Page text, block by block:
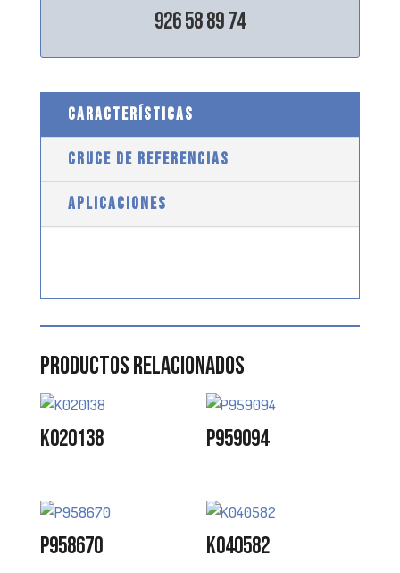
926 58 89 74
CARACTERÍSTICAS
CRUCE DE REFERENCIAS
APLICACIONES
Productos relacionados
K020138 P959094
P958670 K040582